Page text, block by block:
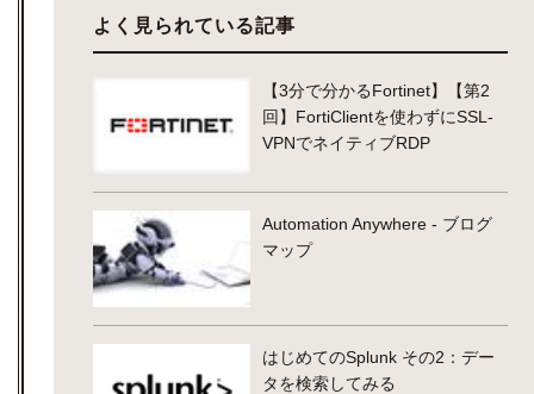
よく見られている記事
【3分で分かるFortinet】【第2
回】FortiClientを使わずにSSL-
VPNでネイティブRDP
Automation Anywhere - ブログ
マップ
はじめてのSplunk その2：デー
タを検索してみる